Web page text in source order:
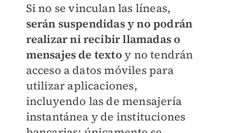
Si no se vinculan las líneas,
serán suspendidas y no podrán
realizar ni recibir llamadas o
mensajes de texto y no tendrán
acceso a datos móviles para
utilizar aplicaciones,
incluyendo las de mensajería
instantánea y de instituciones